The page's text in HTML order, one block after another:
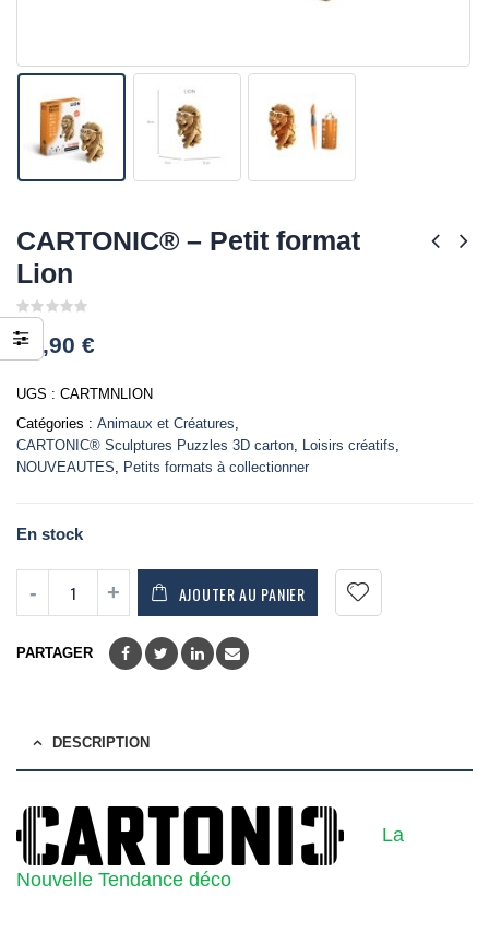
CARTONIC® – Petit format
Lion
out
18,90 €
UGS : CARTMNLION
Catégories : Animaux et Créatures
CARTONIC® Sculptures Puzzles 3D carton Loisirs créatifs
NOUVEAUTES
Petits formats à collectionner
En stock
AJOUTER AU PANIER
PARTAGER
DESCRIPTION
La
Nouvelle Tendance déco